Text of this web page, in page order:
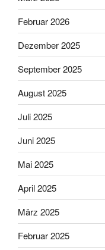
Februar 2026
Dezember 2025
September 2025
August 2025
Juli 2025
Juni 2025
Mai 2025
April 2025
März 2025
Februar 2025